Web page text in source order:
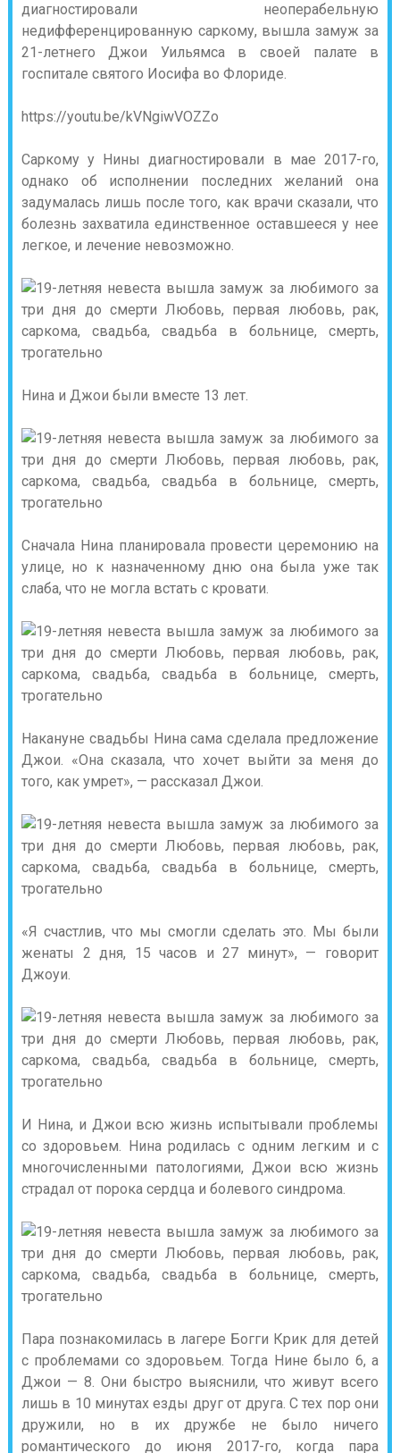
диагностировали неоперабельную
недифференцированную саркому, вышла замуж за
21-летнего Джои Уильямса в своей палате в
госпитале святого Иосифа во Флориде.
https://youtu.be/kVNgiwVOZZo
Саркому у Нины диагностировали в мае 2017-го,
однако об исполнении последних желаний она
задумалась лишь после того, как врачи сказали, что
болезнь захватила единственное оставшееся у нее
легкое, и лечение невозможно.
Нина и Джои были вместе 13 лет.
Сначала Нина планировала провести церемонию на
улице, но к назначенному дню она была уже так
слаба, что не могла встать с кровати.
Накануне свадьбы Нина сама сделала предложение
Джои. «Она сказала, что хочет выйти за меня до
того, как умрет», — рассказал Джои.
«Я счастлив, что мы смогли сделать это. Мы были
женаты 2 дня, 15 часов и 27 минут», — говорит
Джоуи.
И Нина, и Джои всю жизнь испытывали проблемы
со здоровьем. Нина родилась с одним легким и с
многочисленными патологиями, Джои всю жизнь
страдал от порока сердца и болевого синдрома.
Пара познакомилась в лагере Богги Крик для детей
с проблемами со здоровьем. Тогда Нине было 6, а
Джои — 8. Они быстро выяснили, что живут всего
лишь в 10 минутах езды друг от друга. С тех пор они
дружили, но в их дружбе не было ничего
романтического до июня 2017-го, когда пара